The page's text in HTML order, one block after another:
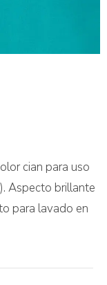
cian para uso
Aspecto brillante
para lavado en